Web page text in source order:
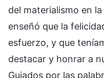
del materialismo en
enseñó que la
esfuerzo, y que
destacar y honrar a
Guiados por las